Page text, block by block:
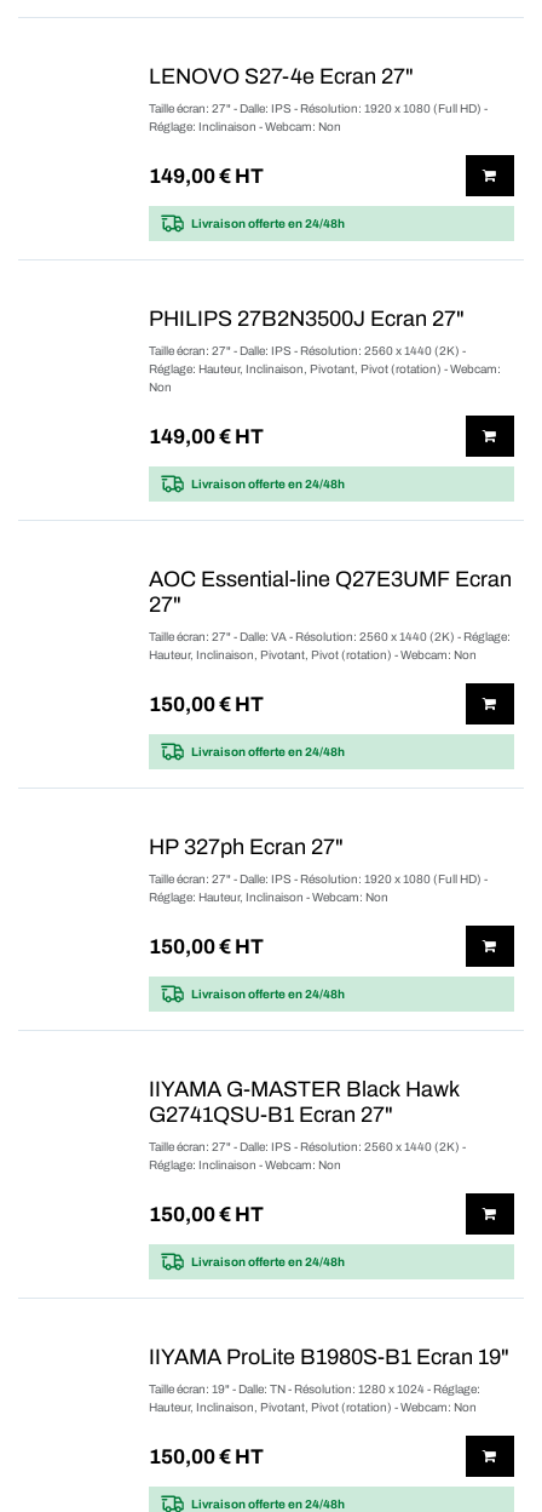
LENOVO S27-4e Ecran 27"
Taille écran: 27" - Dalle: IPS - Résolution: 1920 x 1080 (Full HD) -
Réglage: Inclinaison - Webcam: Non
149,00€ HT
Livraison offerteen 24/48h
PHILIPS 27B2N3500J Ecran 27"
Taille écran: 27" - Dalle: IPS - Résolution: 2560 x 1440 (2K) -
Réglage: Hauteur, Inclinaison, Pivotant, Pivot (rotation) - Webcam:
Non
149,00€ HT
Livraison offerteen 24/48h
AOC Essential-line Q27E3UMF Ecran
27"
Taille écran: 27" - Dalle: VA - Résolution: 2560 x 1440 (2K) - Réglage:
Hauteur, Inclinaison, Pivotant, Pivot (rotation) - Webcam: Non
150,00€ HT
Livraison offerteen 24/48h
HP 327ph Ecran 27"
Taille écran: 27" - Dalle: IPS - Résolution: 1920 x 1080 (Full HD) -
Réglage: Hauteur, Inclinaison - Webcam: Non
150,00€ HT
Livraison offerteen 24/48h
IIYAMA G-MASTER Black Hawk
G2741QSU-B1 Ecran 27"
Taille écran: 27" - Dalle: IPS - Résolution: 2560 x 1440 (2K) -
Réglage: Inclinaison - Webcam: Non
150,00€ HT
Livraison offerteen 24/48h
IIYAMA ProLite B1980S-B1 Ecran 19"
Taille écran: 19" - Dalle: TN - Résolution: 1280 x 1024 - Réglage:
Hauteur, Inclinaison, Pivotant, Pivot (rotation) - Webcam: Non
150,00€ HT
Livraison offerteen 24/48h